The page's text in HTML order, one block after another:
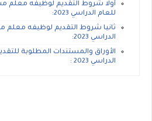
أولا شروط التقديم لوظيفه معلم
للعام الدراسي 2023:
ثانيا شروط التقديم لوظيفه
الدراسي 2023:
الدراسي 2023 :